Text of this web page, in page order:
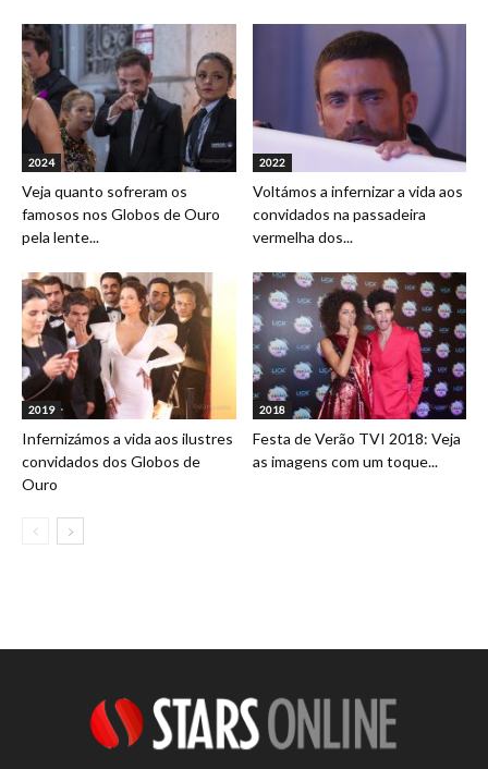
2024
Veja quanto sofreram os
famosos nos Globos de Ouro
pela lente...
2022
Voltámos a infernizar a vida aos
convidados na passadeira
vermelha dos...
2019
Infernizámos a vida aos ilustres
convidados dos Globos de
Ouro
2018
Festa de Verão TVI 2018: Veja
as imagens com um toque...